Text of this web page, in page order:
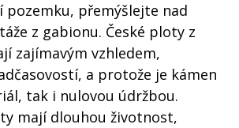
pozemku, přemýšlejte nad
z gabionu. České ploty z
zajímavým vzhledem,
a protože je kámen
tak i nulovou údržbou.
mají dlouhou životnost,